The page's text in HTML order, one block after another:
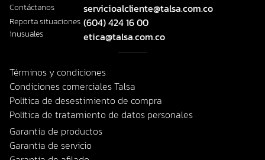
Contáctanos servicioalcliente@talsa.com.co
Reporta situaciones
inusuales
(604) 424 16 00
etica@talsa.com.co
Términos y condiciones
Condiciones comerciales Talsa
Política de desestimiento de compra
Política de tratamiento de datos personales
Garantía de productos
Garantía de servicio